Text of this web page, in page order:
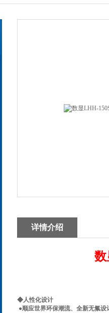
详情介绍
◆人性化设计
●顺应世界环保潮流、全新无氟